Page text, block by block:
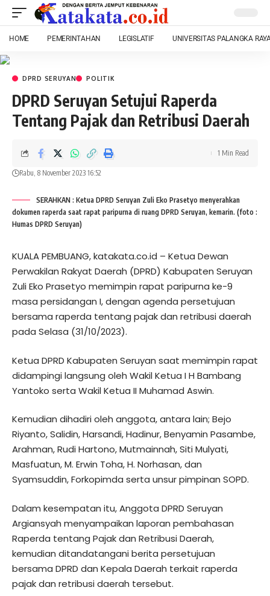
HOME PEMERINTAHAN LEGISLATIF UNIVERSITAS PALANGKA
DPRD SERUYAN POLITIK
DPRD Seruyan Setujui Raperda
Tentang Pajak dan Retribusi Daerah
Rabu, 8 November 2023 16:52
1 Min Read
SERAHKAN : Ketua DPRD Seruyan Zuli Eko Prasetyo menyerahkan
dokumen raperda saat rapat paripurna di ruang DPRD Seruyan, kemarin. (foto :
Humas DPRD Seruyan)
KUALA PEMBUANG, katakata.co.id – Ketua Dewan
Perwakilan Rakyat Daerah (DPRD) Kabupaten Seruyan
Zuli Eko Prasetyo memimpin rapat paripurna ke-9
masa persidangan I, dengan agenda persetujuan
bersama raperda tentang pajak dan retribusi daerah
pada Selasa (31/10/2023).
Ketua DPRD Kabupaten Seruyan saat memimpin rapat
didampingi langsung oleh Wakil Ketua I H Bambang
Yantoko serta Wakil Ketua II Muhamad Aswin.
Kemudian dihadiri oleh anggota, antara lain; Bejo
Riyanto, Salidin, Harsandi, Hadinur, Benyamin Pasambe,
Arahman, Rudi Hartono, Mutmainnah, Siti Mulyati,
Masfuatun, M. Erwin Toha, H. Norhasan, dan
Syamsuddin, Forkopimda serta unsur pimpinan SOPD.
Dalam kesempatan itu, Anggota DPRD Seruyan
Argiansyah menyampaikan laporan pembahasan
Raperda tentang Pajak dan Retribusi Daerah,
kemudian ditandatangani berita persetujuan
bersama DPRD dan Kepala Daerah terkait raperda
pajak dan retribusi daerah tersebut.